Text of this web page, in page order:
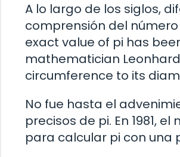
A lo largo de los siglos,
comprensión del
exact value of pi has
mathematician
circumference to its
No fue hasta el
precisos de pi. En 1981,
para calcular pi con una